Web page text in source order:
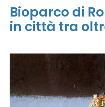
Bioparco di
in città tra